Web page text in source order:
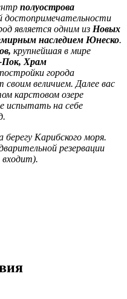
полуострова
достопримечательности
является одним из Новых
наследием Юнеско.
, крупнейшая в мире
Пок, Храм
города
величием. Далее вас
карстовом озере
испытать на себе
берегу Карибского моря.
резервации
входит).